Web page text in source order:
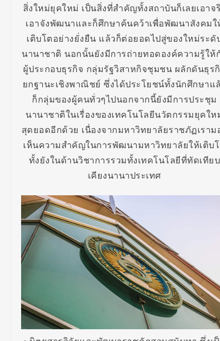
สิ่งใหม่ยุคใหม่ เป็นสิ่งที่สำคัญทั้งสถาบันก็เลยเอาจ
เอาจังพัฒนาและก็ศึกษาค้นคว้าเพื่อพัฒนาสังคมใ
เติบโตอย่างยั่งยืน แล้วก็ต่อยอดไปสู่ของใหม่ระดั
นานาชาติ นอกนั้นยังมีการถ่ายทอดองค์ความรู้ให้
ผู้ประกอบธุรกิจ กลุ่มรัฐวิสาหกิจชุมชน ผลักดันธุร
ยกฐานะเชิงพาณิชย์ ซึ่งได้ประโยชน์ทั้งนักศึกษาแ
ก็กลุ่มของผู้คนทั่วๆไปนอกจากนี้ยังมีการประชุม
นานาชาติในเรื่องของเทคโนโลยีนวัตกรรมยุคให
สุดยอดอีกด้วย เนื่องจากมหาวิทยาลัยราชภัฏเราม
เห็นความสำคัญในการพัฒนามหาวิทยาลัยให้เติบ
ทั้งยังในด้านวิชาการรวมทั้งเทคโนโลยีที่ทัดเทียบ
เคียงนานาประเทศ